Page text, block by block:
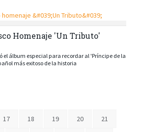
Homenaje 'Un Tributo'
el álbum especial para recordar al 'Príncipe de la
más exitoso de la historia
17 18 19 20 21